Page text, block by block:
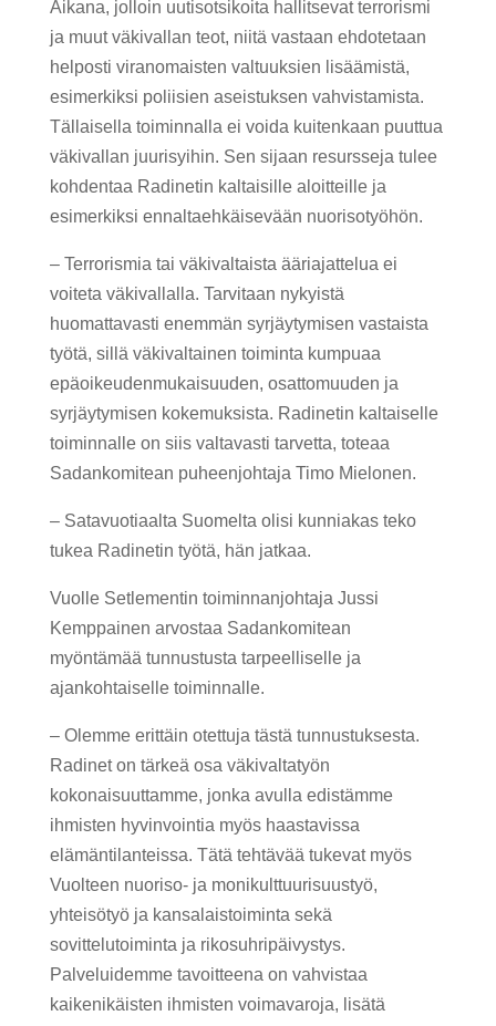
Aikana, jolloin uutisotsikoita hallitsevat terrorismi
ja muut väkivallan teot, niitä vastaan ehdotetaan
helposti viranomaisten valtuuksien lisäämistä,
esimerkiksi poliisien aseistuksen vahvistamista.
Tällaisella toiminnalla ei voida kuitenkaan puuttua
väkivallan juurisyihin. Sen sijaan resursseja tulee
kohdentaa Radinetin kaltaisille aloitteille ja
esimerkiksi ennaltaehkäisevään nuorisotyöhön.
– Terrorismia tai väkivaltaista ääriajattelua ei
voiteta väkivallalla. Tarvitaan nykyistä
huomattavasti enemmän syrjäytymisen vastaista
työtä, sillä väkivaltainen toiminta kumpuaa
epäoikeudenmukaisuuden, osattomuuden ja
syrjäytymisen kokemuksista. Radinetin kaltaiselle
toiminnalle on siis valtavasti tarvetta, toteaa
Sadankomitean puheenjohtaja Timo Mielonen.
– Satavuotiaalta Suomelta olisi kunniakas teko
tukea Radinetin työtä, hän jatkaa.
Vuolle Setlementin toiminnanjohtaja Jussi
Kemppainen arvostaa Sadankomitean
myöntämää tunnustusta tarpeelliselle ja
ajankohtaiselle toiminnalle.
– Olemme erittäin otettuja tästä tunnustuksesta.
Radinet on tärkeä osa väkivaltatyön
kokonaisuuttamme, jonka avulla edistämme
ihmisten hyvinvointia myös haastavissa
elämäntilanteissa. Tätä tehtävää tukevat myös
Vuolteen nuoriso- ja monikulttuurisuustyö,
yhteisötyö ja kansalaistoiminta sekä
sovittelutoiminta ja rikosuhripäivystys.
Palveluidemme tavoitteena on vahvistaa
kaikenikäisten ihmisten voimavaroja, lisätä